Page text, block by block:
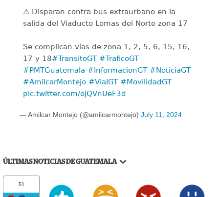
⚠️ Disparan contra bus extraurbano en la
salida del Viaducto Lomas del Norte zona 17
Se complican vías de zona 1, 2, 5, 6, 15, 16,
17 y 18#TransitoGT #TraficoGT
#PMTGuatemala #InformacionGT #NoticiaGT
#AmilcarMontejo #VialGT #MovilidadGT
pic.twitter.com/ojQVnUeF3d
— Amilcar Montejo (@amilcarmontejo) July 11, 2024
ÚLTIMAS NOTICIAS DE GUATEMALA
51